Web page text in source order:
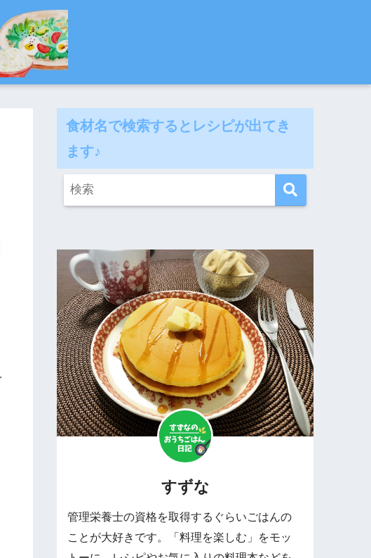
食材名で検索するとレシピが出てき
ます♪
すずな
管理栄養士の資格を取得するぐらいごはんの
ことが大好きです。「料理を楽しむ」をモッ